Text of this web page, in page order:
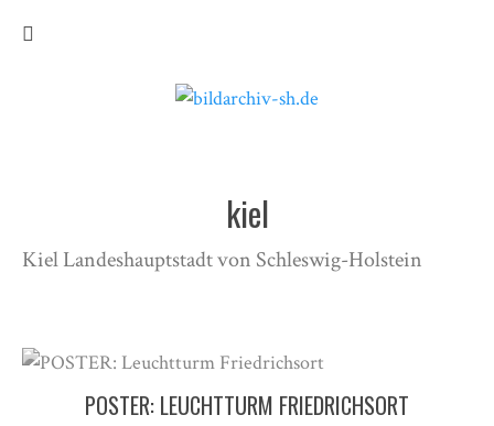
kiel
Kiel Landeshauptstadt von Schleswig-Holstein
POSTER: LEUCHTTURM FRIEDRICHSORT